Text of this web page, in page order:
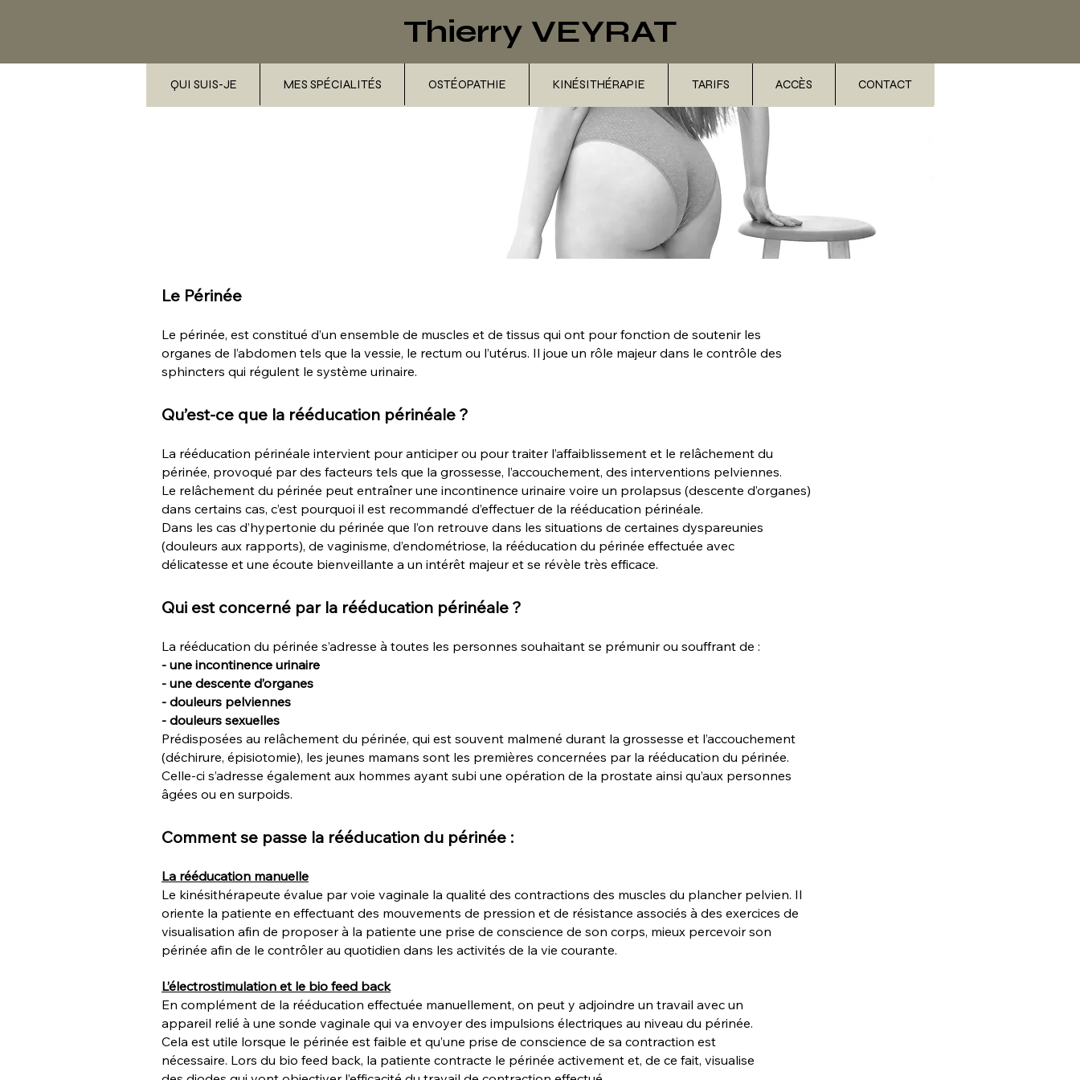
Thierry VEYRAT
QUI SUIS-JE MES SPÉCIALITÉS OSTÉOPATHIE KINÉSITHÉRAPIE TARIFS ACCÈS CONTACT
Le Périnée
Le périnée, est constitué d’un ensemble de muscles et de tissus qui ont pour fonction de soutenir les
organes de l’abdomen tels que la vessie, le rectum ou l’utérus. Il joue un rôle majeur dans le contrôle des
sphincters qui régulent le système urinaire.
Qu’est-ce que la rééducation périnéale ?
La rééducation périnéale intervient pour anticiper ou pour traiter l’affaiblissement et le relâchement du
périnée, provoqué par des facteurs tels que la grossesse, l’accouchement, des interventions pelviennes.
Le relâchement du périnée peut entraîner une incontinence urinaire voire un prolapsus (descente d’organes)
dans certains cas, c’est pourquoi il est recommandé d’effectuer de la rééducation périnéale.
Dans les cas d’hypertonie du périnée que l’on retrouve dans les situations de certaines dyspareunies
(douleurs aux rapports), de vaginisme, d’endométriose, la rééducation du périnée effectuée avec
délicatesse et une écoute bienveillante a un intérêt majeur et se révèle très efficace.
Qui est concerné par la rééducation périnéale ?
La rééducation du périnée s’adresse à toutes les personnes souhaitant se prémunir ou souffrant de :
- une incontinence urinaire
- une descente d’organes
- douleurs pelviennes
- douleurs sexuelles
Prédisposées au relâchement du périnée, qui est souvent malmené durant la grossesse et l’accouchement
(déchirure, épisiotomie), les jeunes mamans sont les premières concernées par la rééducation du périnée.
Celle-ci s’adresse également aux hommes ayant subi une opération de la prostate ainsi qu’aux personnes
âgées ou en surpoids.
Comment se passe la rééducation du périnée :
La rééducation manuelle
Le kinésithérapeute évalue par voie vaginale la qualité des contractions des muscles du plancher pelvien. Il
oriente la patiente en effectuant des mouvements de pression et de résistance associés à des exercices de
visualisation afin de proposer à la patiente une prise de conscience de son corps, mieux percevoir son
périnée afin de le contrôler au quotidien dans les activités de la vie courante.
L’électrostimulation et le bio feed back
En complément de la rééducation effectuée manuellement, on peut y adjoindre un travail avec un
appareil relié à une sonde vaginale qui va envoyer des impulsions électriques au niveau du périnée.
Cela est utile lorsque le périnée est faible et qu’une prise de conscience de sa contraction est
nécessaire. Lors du bio feed back, la patiente contracte le périnée activement et, de ce fait, visualise